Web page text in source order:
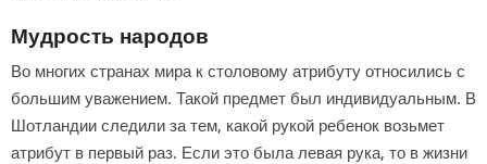
Мудрость народов
Во многих странах мира к столовому атрибуту относились с
большим уважением. Такой предмет был индивидуальным. В
Шотландии следили за тем, какой рукой ребенок возьмет
атрибут в первый раз. Если это была левая рука, то в жизни